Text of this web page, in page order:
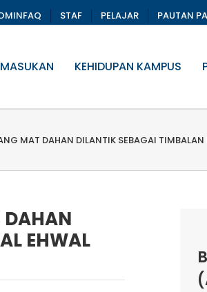
STAF PELAJAR PAUTAN
KEHIDUPAN KAMPUS
MAT DAHAN DILANTIK SEBAGAI
DAHAN
EHWAL